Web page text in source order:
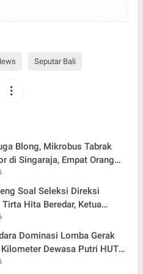
Seputar Bali
Blong, Mikrobus Tabrak
di Singaraja, Empat Orang
Soal Seleksi Direksi
Hita Beredar, Ketua
Tidak Gunakan Masa
Dominasi Lomba Gerak
Dewasa Putri HUT
Buleleng